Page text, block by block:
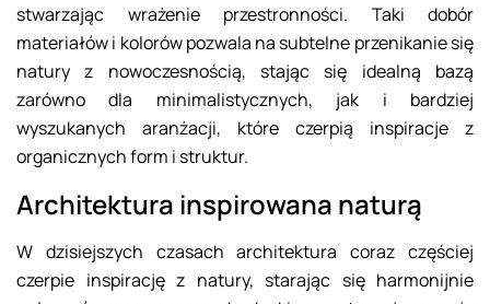
stwarzając wrażenie przestronności. Taki dobór
materiałów i kolorów pozwala na subtelne przenikanie się
natury z nowoczesnością, stając się idealną bazą
zarówno dla minimalistycznych, jak i bardziej
wyszukanych aranżacji, które czerpią inspiracje z
organicznych form i struktur.
Architektura inspirowana naturą
W dzisiejszych czasach architektura coraz częściej
czerpie inspirację z natury, starając się harmonijnie